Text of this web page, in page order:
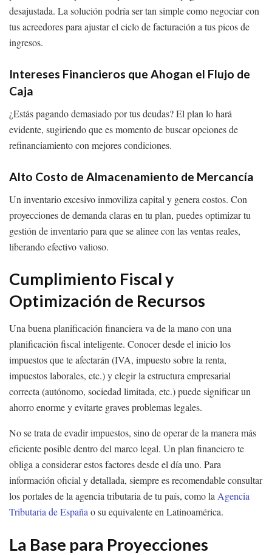
desajustada. La solución podría ser tan simple como negociar con
tus acreedores para ajustar el ciclo de facturación a tus picos de
ingresos.
Intereses Financieros que Ahogan el Flujo de
Caja
¿Estás pagando demasiado por tus deudas? El plan lo hará
evidente, sugiriendo que es momento de buscar opciones de
refinanciamiento con mejores condiciones.
Alto Costo de Almacenamiento de Mercancía
Un inventario excesivo inmoviliza capital y genera costos. Con
proyecciones de demanda claras en tu plan, puedes optimizar tu
gestión de inventario para que se alinee con las ventas reales,
liberando efectivo valioso.
Cumplimiento Fiscal y
Optimización de Recursos
Una buena planificación financiera va de la mano con una
planificación fiscal inteligente. Conocer desde el inicio los
impuestos que te afectarán (IVA, impuesto sobre la renta,
impuestos laborales, etc.) y elegir la estructura empresarial
correcta (autónomo, sociedad limitada, etc.) puede significar un
ahorro enorme y evitarte graves problemas legales.
No se trata de evadir impuestos, sino de operar de la manera más
eficiente posible dentro del marco legal. Un plan financiero te
obliga a considerar estos factores desde el día uno. Para
información oficial y detallada, siempre es recomendable consultar
los portales de la agencia tributaria de tu país, como la Agencia
Tributaria de España o su equivalente en Latinoamérica.
La Base para Proyecciones